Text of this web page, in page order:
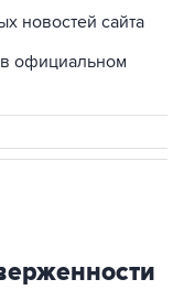
новостей сайта
официальном